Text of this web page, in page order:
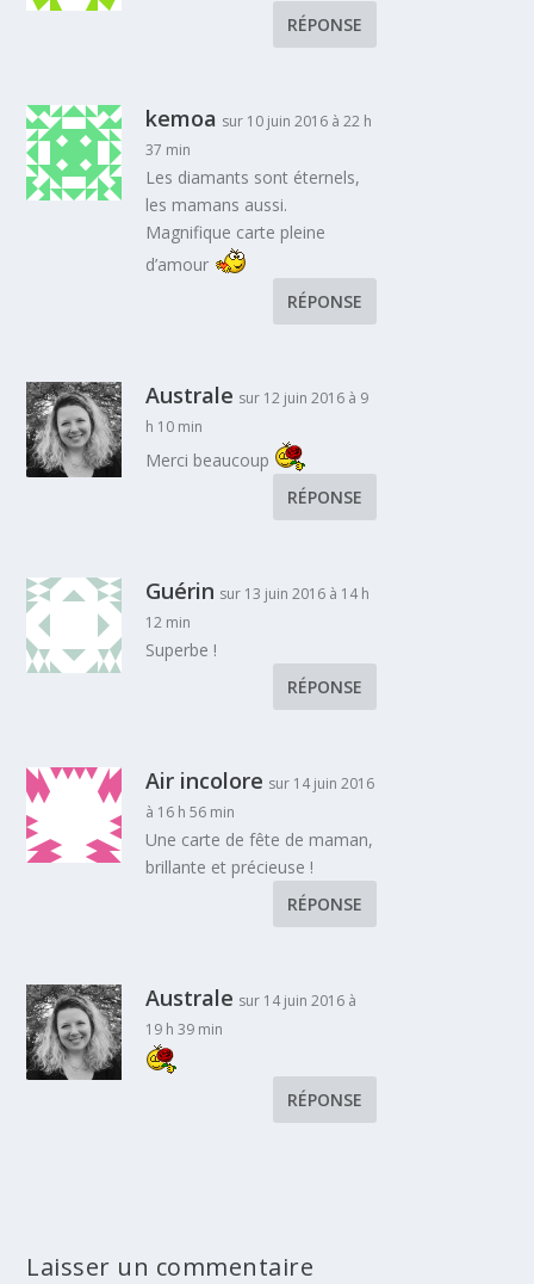
RÉPONSE
kemoa sur 10 juin 2016 à 22 h
37 min
Les diamants sont éternels,
les mamans aussi.
Magnifique carte pleine
d’amour
RÉPONSE
Australe sur 12 juin 2016 à 9
h 10 min
Merci beaucoup
RÉPONSE
Guérin sur 13 juin 2016 à 14 h
12 min
Superbe !
RÉPONSE
Air incolore sur 14 juin 2016
à 16 h 56 min
Une carte de fête de maman,
brillante et précieuse !
RÉPONSE
Australe sur 14 juin 2016 à
19 h 39 min
RÉPONSE
Laisser un commentaire